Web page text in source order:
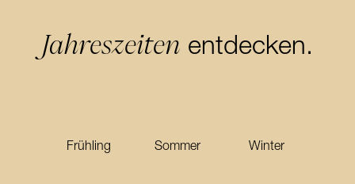
Jahreszeiten entdecken.
Frühling Sommer Winter